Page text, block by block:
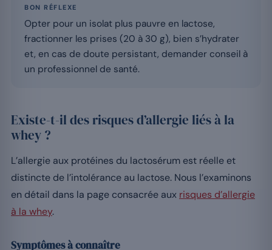
BON RÉFLEXE
Opter pour un isolat plus pauvre en lactose,
fractionner les prises (20 à 30 g), bien s’hydrater
et, en cas de doute persistant, demander conseil à
un professionnel de santé.
Existe-t-il des risques d’allergie liés à la
whey ?
L’allergie aux protéines du lactosérum est réelle et
distincte de l’intolérance au lactose. Nous l’examinons
en détail dans la page consacrée aux risques d’allergie
à la whey.
Symptômes à connaître